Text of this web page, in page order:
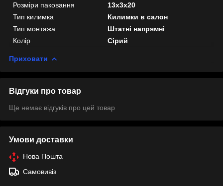
Розміри паковання
13x3x20
Тип килимка
Килимки в салон
Тип монтажа
Штатні напрямні
Колір
Сірий
Приховати
Відгуки про товар
Ще немає відгуків про цей товар
Умови доставки
Нова Пошта
Самовивіз